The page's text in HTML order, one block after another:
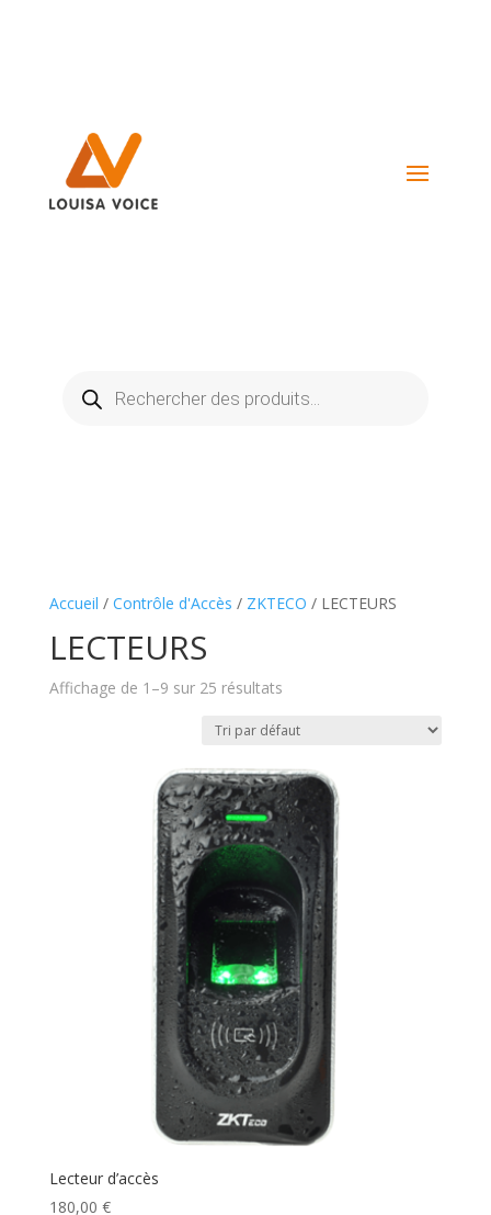
produits
Accueil / Contrôle d'Accès / ZKTECO / LECTEURS
LECTEURS
Affichage de 1–9 sur 25 résultats
Lecteur d’accès
180,00 €